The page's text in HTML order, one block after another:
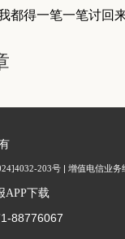
都得一笔一笔讨回来
203号| 增值电信业务
APP下载
88776067